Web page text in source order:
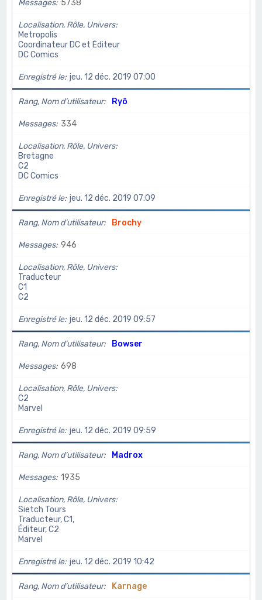
Messages 5738
Localisation, Rôle, Univers
Metropolis
Coordinateur DC et Éditeur
DC Comics
Enregistré le jeu. 12 déc. 2019 07:00
Rang, Nom d’utilisateur Ryô
Messages 334
Localisation, Rôle, Univers
Bretagne
C2
DC Comics
Enregistré le jeu. 12 déc. 2019 07:09
Rang, Nom d’utilisateur Brochy
Messages 946
Localisation, Rôle, Univers
Traducteur
C1
C2
Enregistré le jeu. 12 déc. 2019 09:57
Rang, Nom d’utilisateur Bowser
Messages 698
Localisation, Rôle, Univers
C2
Marvel
Enregistré le jeu. 12 déc. 2019 09:59
Rang, Nom d’utilisateur Madrox
Messages 1935
Localisation, Rôle, Univers
Sietch Tours
Traducteur, C1,
Éditeur, C2
Marvel
Enregistré le jeu. 12 déc. 2019 10:42
Rang, Nom d’utilisateur Karnage